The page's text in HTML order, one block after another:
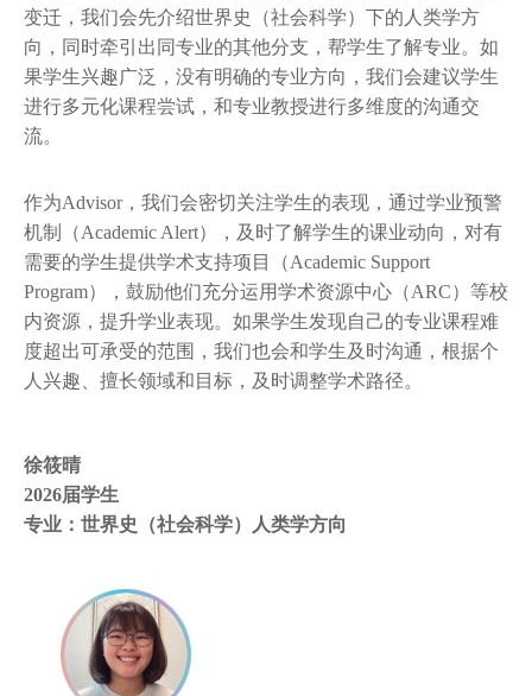
变迁，我们会先介绍世界史（社会科学）下的人类学方
向，同时牵引出同专业的其他分支，帮学生了解专业。如
果学生兴趣广泛，没有明确的专业方向，我们会建议学生
进行多元化课程尝试，和专业教授进行多维度的沟通交
流。
作为Advisor，我们会密切关注学生的表现，通过学业预警
机制（Academic Alert），及时了解学生的课业动向，对有
需要的学生提供学术支持项目（Academic Support
Program），鼓励他们充分运用学术资源中心（ARC）等校
内资源，提升学业表现。如果学生发现自己的专业课程难
度超出可承受的范围，我们也会和学生及时沟通，根据个
人兴趣、擅长领域和目标，及时调整学术路径。
徐筱晴
2026届学生
专业：世界史（社会科学）人类学方向